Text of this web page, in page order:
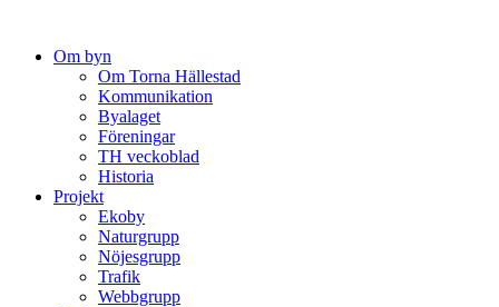
innehållOm byn
Om Torna Hällestad
Kommunikation
Byalaget
Föreningar
TH veckoblad
Historia
Projekt
Ekoby
Naturgrupp
Nöjesgrupp
Trafik
Webbgrupp